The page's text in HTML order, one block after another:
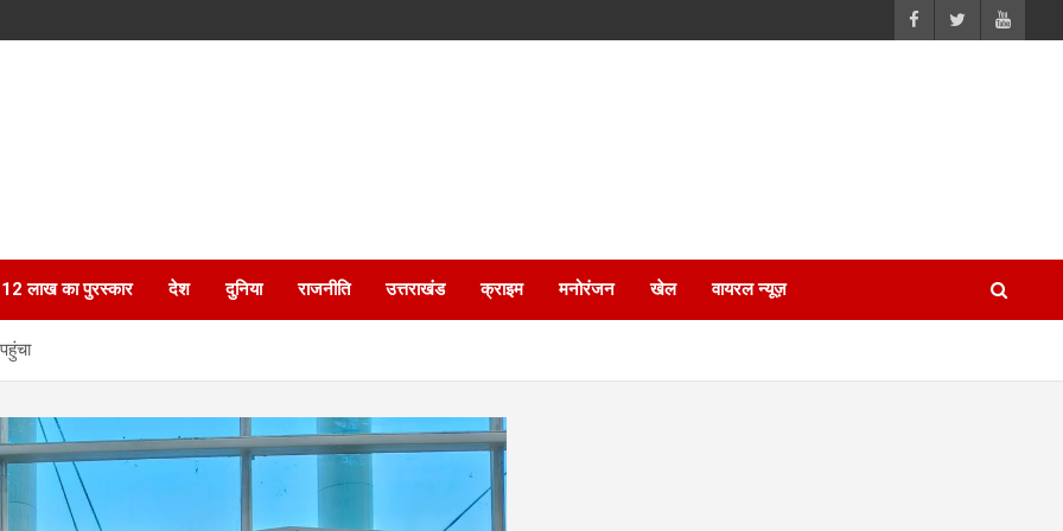
12 लाख का पुरस्कार देश दुनिया राजनीति उत्तराखंड क्राइम मनोरंजन खेल वायरल न्यूज़